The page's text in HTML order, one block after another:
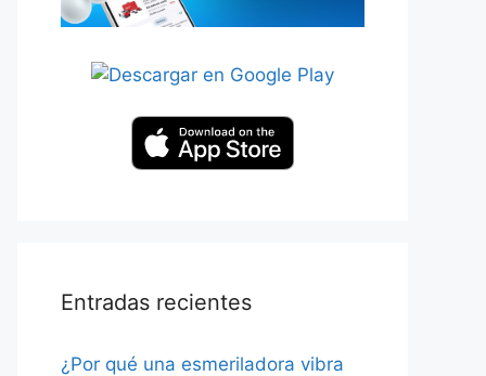
Entradas recientes
¿Por qué una esmeriladora vibra